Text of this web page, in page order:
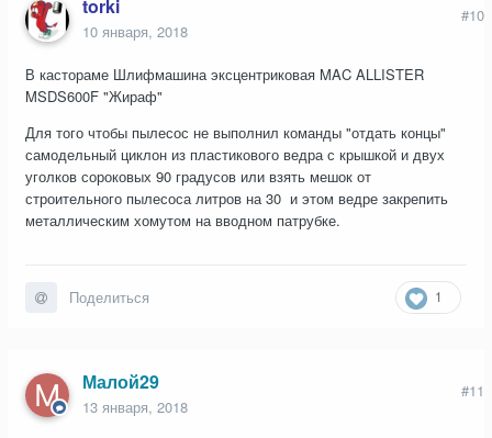
torki
10 января, 2018
#10
В кастораме Шлифмашина эксцентриковая MAC ALLISTER
MSDS600F "Жираф"
Для того чтобы пылесос не выполнил команды "отдать концы"
самодельный циклон из пластикового ведра с крышкой и двух
уголков сороковых 90 градусов или взять мешок от
строительного пылесоса литров на 30 и этом ведре закрепить
металлическим хомутом на вводном патрубке.
1
Поделиться
Малой29
13 января, 2018
#11